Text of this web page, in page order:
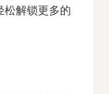
松解锁更多的